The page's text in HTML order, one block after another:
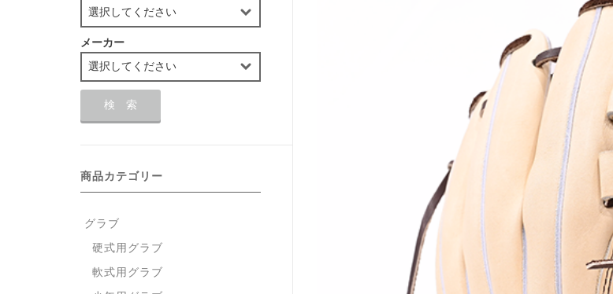
メーカー
商品カテゴリー
グラブ
硬式用グラブ
軟式用グラブ